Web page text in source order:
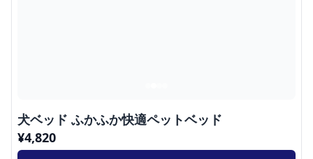
犬ベッド ふかふか快適ペットベッド
¥4,820